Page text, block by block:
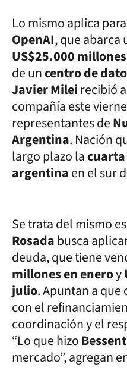
Lo mismo aplica
OpenAI, que abarca
US$25.000 millones
de uncentro de
Javier Mileirecibió
compañía este
representantes de
Argentina. Nación
largo plazo la
argentinaen el sur
Se trata del mismo
Rosadabusca
deuda, que tiene
millones en eneroy
julio. Apuntan a
con el
coordinación y el
“Lo que hizoBessent
mercado”, agregan